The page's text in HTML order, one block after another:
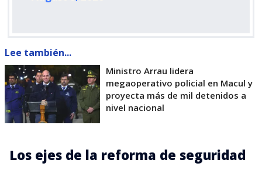
Lee también...
Ministro Arrau lidera
megaoperativo policial en Macul y
proyecta más de mil detenidos a
nivel nacional
Los ejes de la reforma de seguridad